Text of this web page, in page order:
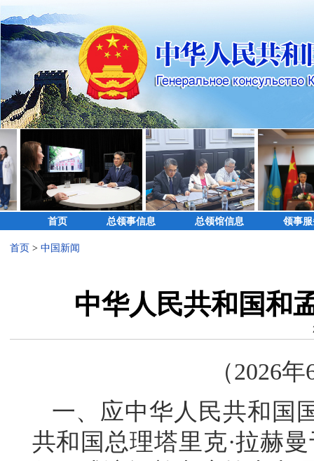
首页 总领事信息 总领馆信息 领事
首页 > 中国新闻
中华人民共和国和
（2026
一、应中华人民共和国
共和国总理塔里克·拉赫